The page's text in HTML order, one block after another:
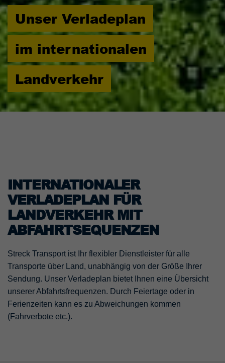
Unser Verladeplan
im internationalen
Landverkehr
INTERNATIONALER
VERLADEPLAN FÜR
LANDVERKEHR MIT
ABFAHRTSEQUENZEN
Streck Transport ist Ihr flexibler Dienstleister für alle
Transporte über Land, unabhängig von der Größe Ihrer
Sendung. Unser Verladeplan bietet Ihnen eine Übersicht
unserer Abfahrtsfrequenzen. Durch Feiertage oder in
Ferienzeiten kann es zu Abweichungen kommen
(Fahrverbote etc.).